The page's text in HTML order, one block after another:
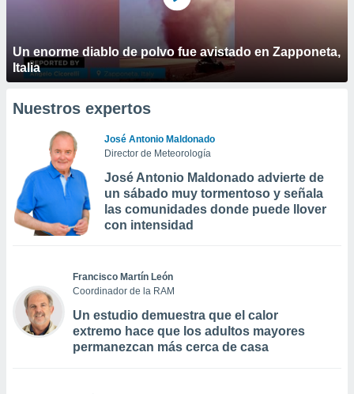
Un enorme diablo de polvo fue avistado en Zapponeta,
Italia
Nuestros expertos
José Antonio Maldonado
Director de Meteorología
José Antonio Maldonado advierte de
un sábado muy tormentoso y señala
las comunidades donde puede llover
con intensidad
Francisco Martín León
Coordinador de la RAM
Un estudio demuestra que el calor
extremo hace que los adultos mayores
permanezcan más cerca de casa